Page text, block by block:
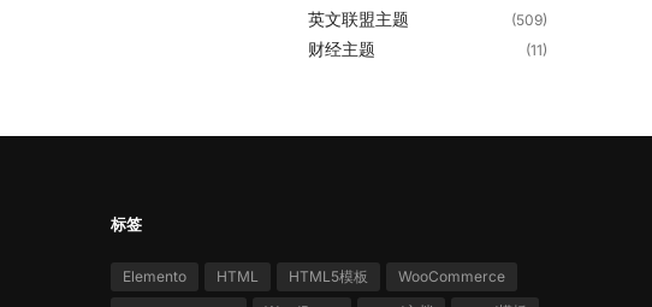
英文联盟主题 (509)
财经主题 (11)
标签
Elemento HTML HTML5模板
WooCommerce